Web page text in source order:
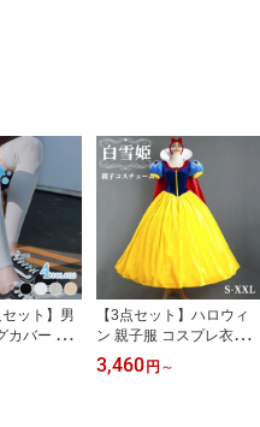
ット】男
カバー 夏
ース 無地
ルクレッグ
【3点セット】ハロウィ
ン 親子服 コスプレ衣装
白雪姫 仮装 cosplay 日常
服 お姫様 プリンセス イ
3,460円 ～